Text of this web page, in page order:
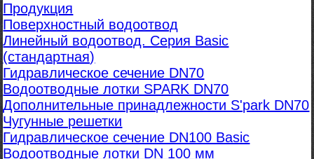
Продукция
Поверхностный водоотвод
Линейный водоотвод. Серия Basic
(стандартная)
Гидравлическое сечение DN70
Водоотводные лотки SPARK DN70
Дополнительные принадлежности S'park DN70
Чугунные решетки
Гидравлическое сечение DN100 Basic
Водоотводные лотки DN 100 мм